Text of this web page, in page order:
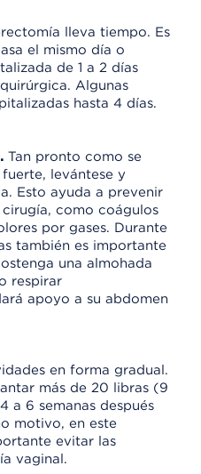
lleva tiempo. Es
el mismo día o
de 1 a 2 días
Algunas
hasta 4 días.
Tan pronto como se
levántese y
Esto ayuda a prevenir
como coágulos
por gases. Durante
también es importante
una almohada
respirar
apoyo a su abdomen
en forma gradual.
más de 20 libras (9
a 6 semanas después
motivo, en este
evitar las
vaginal.